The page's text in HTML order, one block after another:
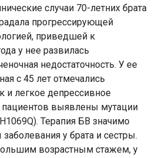
случаи 70-летних брата
прогрессирующей
приведшей к
у нее развилась
недостаточность. У ее
с 45 лет отмечались
и легкое депрессивное
пациентов выявлены мутации
Терапия БВ значимо
у брата и сестры.
возрастным стажем, у